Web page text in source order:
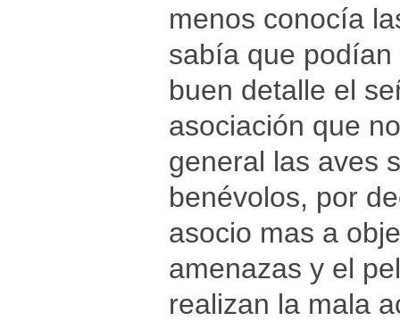
menos conocía
sabía que
buen detalle el
asociación que
general las aves
benévolos, por
asocio mas a
amenazas y el
realizan la mala